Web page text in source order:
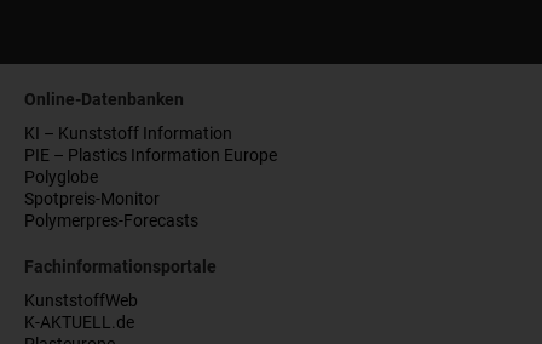
Online-Datenbanken
KI – Kunststoff Information
PIE – Plastics Information Europe
Polyglobe
Spotpreis-Monitor
Polymerpres-Forecasts
Fachinformationsportale
KunststoffWeb
K-AKTUELL.de